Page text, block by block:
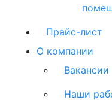
Прайс-лист
О компании
Вакансии
Наши